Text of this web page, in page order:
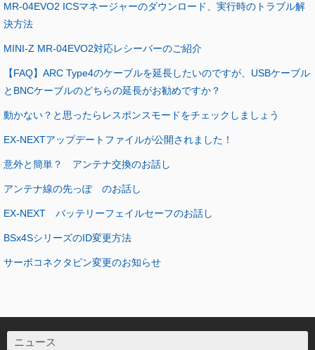
MR-04EVO2 ICSマネージャーのダウンロード、実行時のトラブル解
決方法
MINI-Z MR-04EVO2対応レシーバーのご紹介
【FAQ】ARC Type4のケーブルを延長したいのですが、USBケーブル
とBNCケーブルのどちらの延長がお勧めですか？
動かない？と思ったらレスポンスモードをチェックしましょう
EX-NEXTアップデートファイルが公開されました！
意外と簡単？ アンテナ交換のお話し
アンテナ線の先っぽ のお話し
EX-NEXT バッテリーフェイルセーフのお話し
BSx4SシリーズのID変更方法
サーボコネクタピン変更のお知らせ
ニュース